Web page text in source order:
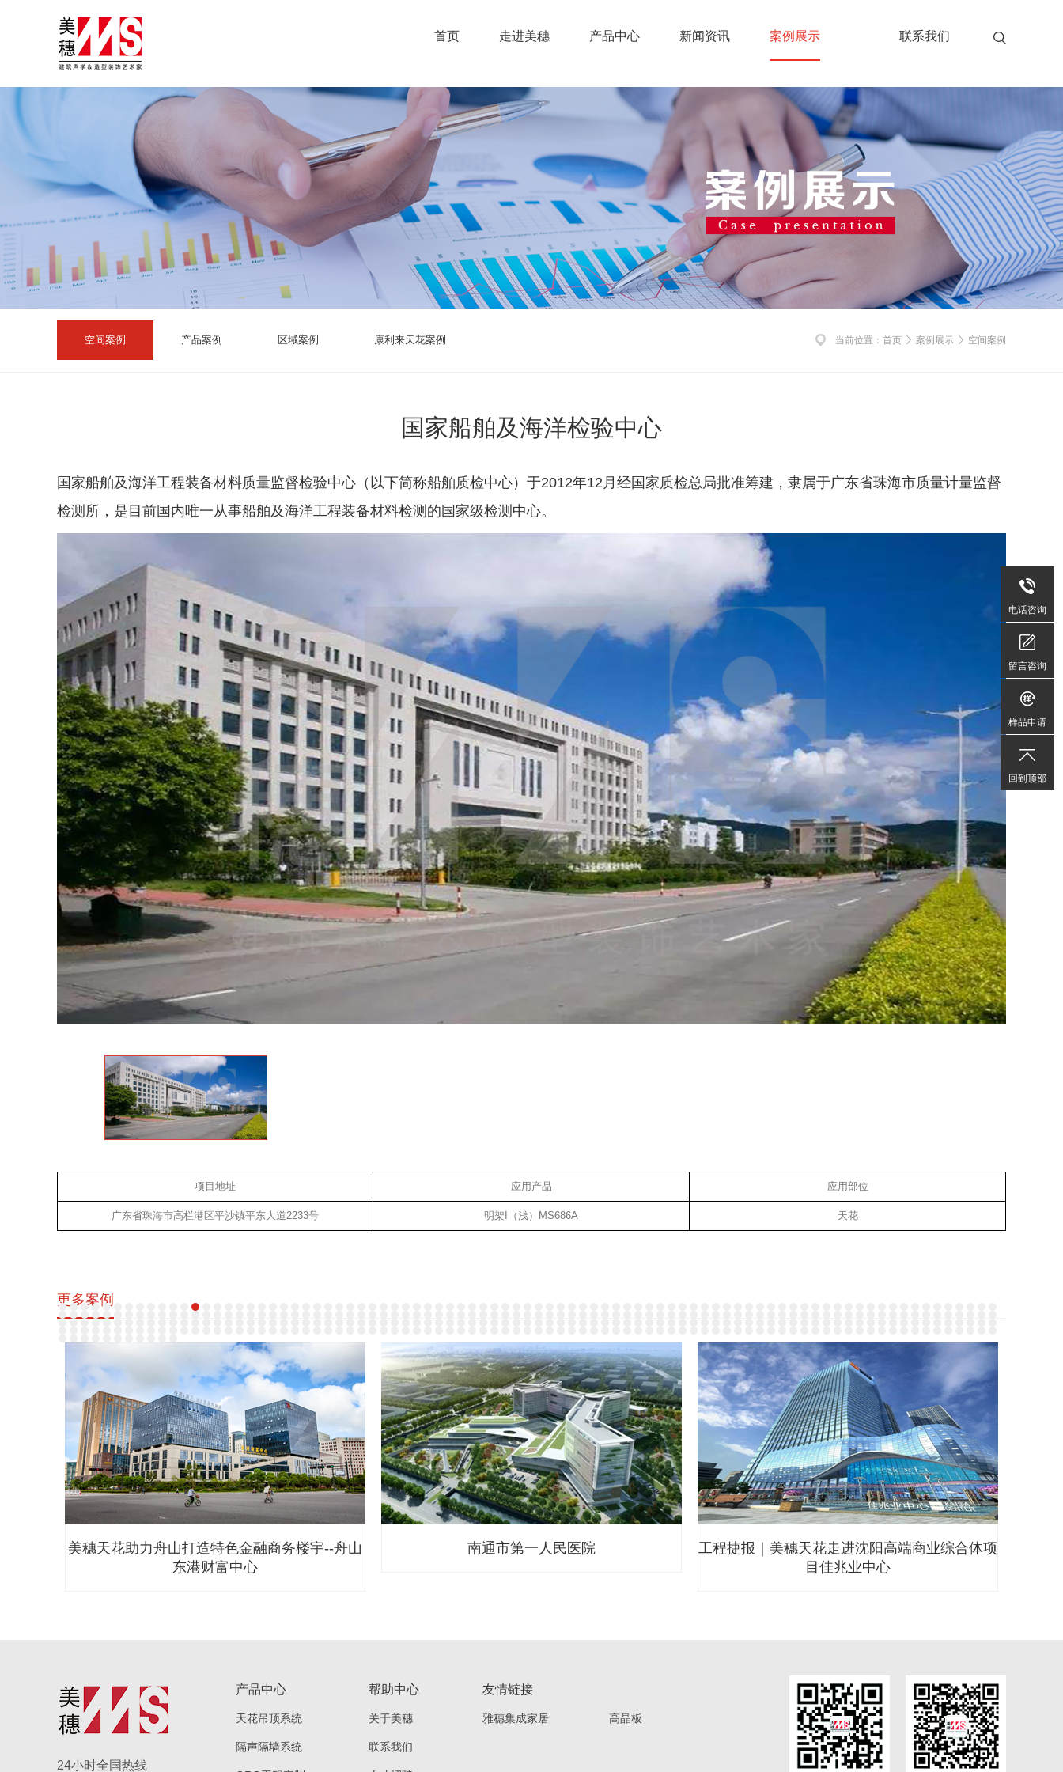
首页 走进美穗 产品中心 新闻资讯 案例展示 联系我们
空间案例 产品案例 区域案例 康利来天花案例 当前位置： 首页 案例展示 空间案例
国家船舶及海洋检验中心
国家船舶及海洋工程装备材料质量监督检验中心（以下简称船舶质检中心）于2012年12月经国家质检总局批准筹建，隶属于广东省珠海市质量计量监督
检测所，是目前国内唯一从事船舶及海洋工程装备材料检测的国家级检测中心。
项目地址 应用产品 应用部位
广东省珠海市高栏港区平沙镇平东大道2233号 明架I（浅）MS686A 天花
更多案例
南通市第一人民医院
工程捷报｜美穗天花走进沈阳高端商业综合体项
广州ICC环贸中心智慧服务空间--越秀签约中心
24小时全国热线
产品中心
天花吊顶系统
隔声隔墙系统
帮助中心
关于美穗
联系我们
友情链接
雅穗集成家居 高晶板
电话咨询
400-
606-
9109
周
一
至
周
日
9:00
留言咨询
样品申请
回到顶部